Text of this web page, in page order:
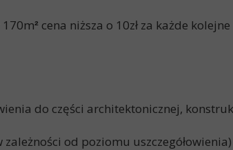
² cena niższa o 10zł za każde
do części architektonicznej,
od poziomu uszczegółowienia)